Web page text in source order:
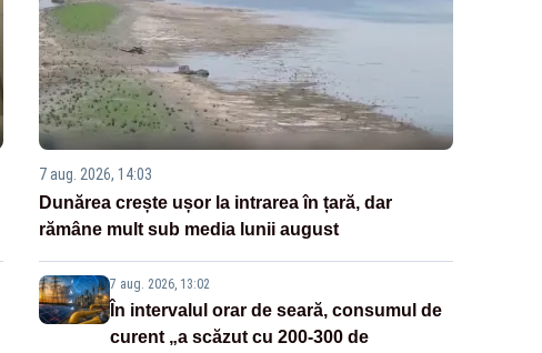
7 aug. 2026, 14:03
Dunărea crește ușor la intrarea în țară, dar
rămâne mult sub media lunii august
7 aug. 2026, 13:02
În intervalul orar de seară, consumul de
curent „a scăzut cu 200-300 de